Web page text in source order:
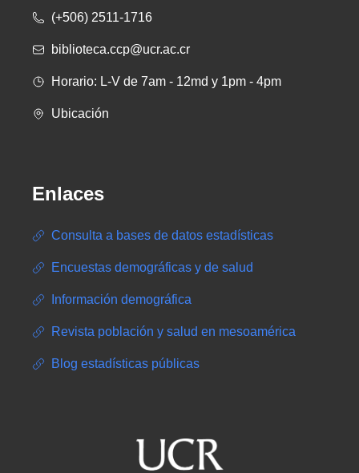
(+506) 2511-1716
biblioteca.ccp@ucr.ac.cr
Horario: L-V de 7am - 12md y 1pm - 4pm
Ubicación
Enlaces
Consulta a bases de datos estadísticas
Encuestas demográficas y de salud
Información demográfica
Revista población y salud en mesoamérica
Blog estadísticas públicas